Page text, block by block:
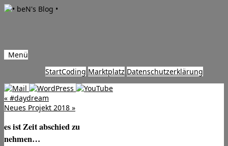
Menü
springen
StartCoding Marktplatz Datenschutzerklärung
« #daydream
Neues Projekt 2018 »
es ist Zeit abschied zu
nehmen…